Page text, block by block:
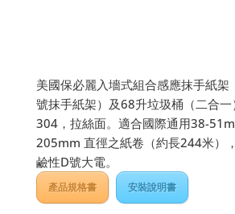
美國保必麗入墻式組合感應抹手紙架
號抹手紙架）及68升垃圾桶（二合
304，拉絲面。適合國際通用38-
205mm 直徑之紙卷（約長244米）
鹼性D號大電。
產品規格書 安裝說明書